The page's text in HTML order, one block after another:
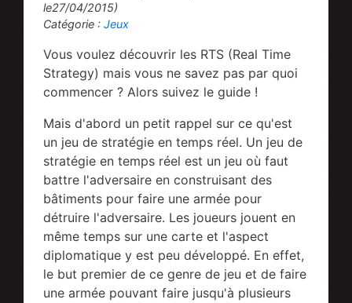
le27/04/2015)
Catégorie : Jeux
Vous voulez découvrir les RTS (Real Time
Strategy) mais vous ne savez pas par quoi
commencer ? Alors suivez le guide !
Mais d'abord un petit rappel sur ce qu'est
un jeu de stratégie en temps réel. Un jeu de
stratégie en temps réel est un jeu où faut
battre l'adversaire en construisant des
bâtiments pour faire une armée pour
détruire l'adversaire. Les joueurs jouent en
même temps sur une carte et l'aspect
diplomatique y est peu développé. En effet,
le but premier de ce genre de jeu et de faire
une armée pouvant faire jusqu'à plusieurs